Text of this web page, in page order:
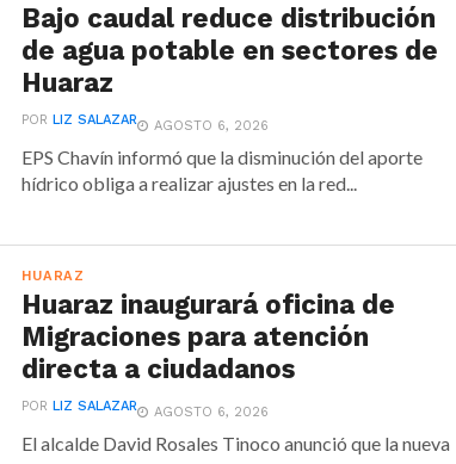
Bajo caudal reduce distribución
de agua potable en sectores de
Huaraz
PORLIZ SALAZAR AGOSTO 6, 2026
EPS Chavín informó que la disminución del aporte
hídrico obliga a realizar ajustes en la red...
HUARAZ
Huaraz inaugurará oficina de
Migraciones para atención
directa a ciudadanos
PORLIZ SALAZAR AGOSTO 6, 2026
El alcalde David Rosales Tinoco anunció que la nueva